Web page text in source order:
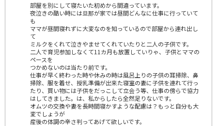
部屋を別にして寝たいた初めから間違っています。
夜泣きの酷い時には旦那が家では昼間どんなに仕事に行っていて
も
ママが昼間寝れずに大変なのを知っているので部屋から連れ出し
て
ミルクをくれて泣きやませてくれていたりと二人の子供です。
二人で育児参加しなくて11カ月も放置していりゃ、子供とママの
ペースを
つかめないのは当たり前です。
仕事が早く終わった時や休みの時は風呂上りの子供の耳掃除、鼻
掃除、服を着せ、授乳準備が出来た寝室の妻に子供を連れて行っ
たり、買い物には子供をだっこして立会う等、仕事の傍らで協力
はしてきました。は、私からしたら全然足りないです。
オムツの交換や妻を長時間寝かすような配慮は？もっと自分も大
変でしょうが
産後の体調の辛さ判ってあげて欲しいです。